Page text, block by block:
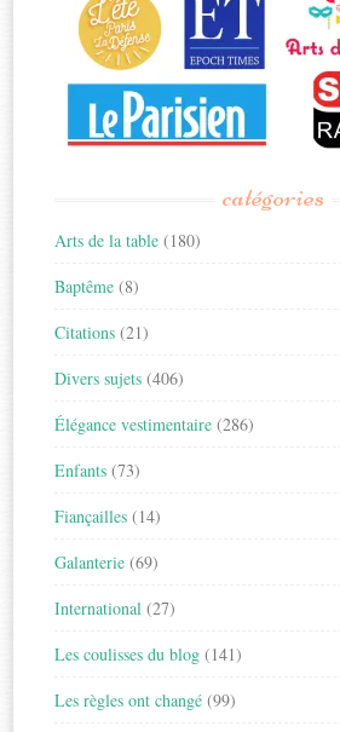
catégories
Arts de la table (180)
Baptême (8)
Citations (21)
Divers sujets (406)
Élégance vestimentaire (286)
Enfants (73)
Fiançailles (14)
Galanterie (69)
International (27)
Les coulisses du blog (141)
Les règles ont changé (99)